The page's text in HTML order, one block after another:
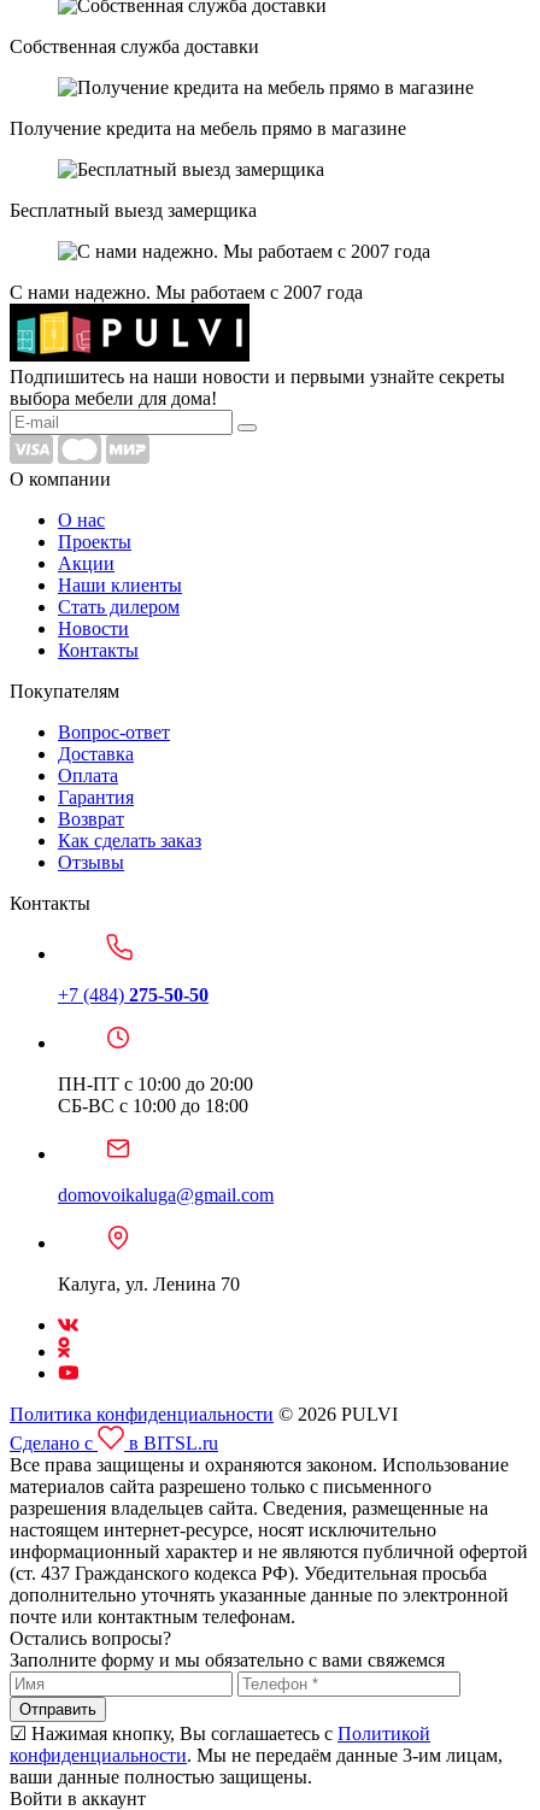
Собственная служба доставки
Получение кредита на мебель прямо в магазине
Бесплатный выезд замерщика
С нами надежно. Мы работаем с 2007 года
Подпишитесь на наши новости и первыми узнайте секреты
выбора мебели для дома!
О компании
О нас
Проекты
Акции
Наши клиенты
Стать дилером
Новости
Контакты
Покупателям
Вопрос-ответ
Доставка
Оплата
Гарантия
Возврат
Как сделать заказ
Отзывы
Контакты
+7 (484) 275-50-50
ПН-ПТ с 10:00 до 20:00
СБ-ВС с 10:00 до 18:00
domovoikaluga@gmail.com
Калуга, ул. Ленина 70
Политика конфиденциальности © 2026 PULVI
Сделано с
в BITSL.ru
Все права защищены и охраняются законом. Использование
материалов сайта разрешено только с письменного
разрешения владельцев сайта. Сведения, размещенные на
настоящем интернет-ресурсе, носят исключительно
информационный характер и не являются публичной офертой
(ст. 437 Гражданского кодекса РФ). Убедительная просьба
дополнительно уточнять указанные данные по электронной
почте или контактным телефонам.
Остались вопросы?
Заполните форму и мы обязательно с вами свяжемся
Отправить
☑ Нажимая кнопку, Вы соглашаетесь с Политикой
конфиденциальности. Мы не передаём данные 3-им лицам,
ваши данные полностью защищены.
Войти в аккаунт